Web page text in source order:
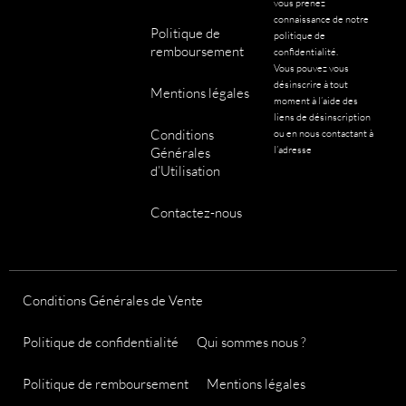
p
u
e
n
t
t
h
i
Politique de
remboursement
Mentions légales
Conditions
Générales
d’Utilisation
Contactez-nous
connaissance de notre
politique de
confidentialité.
Vous pouvez vous
désinscrire à tout
moment à l’aide des
liens de désinscription
ou en nous contactant à
l’adresse
Conditions Générales de Vente
Politique de confidentialité Qui sommes nous ?
Politique de remboursement Mentions légales